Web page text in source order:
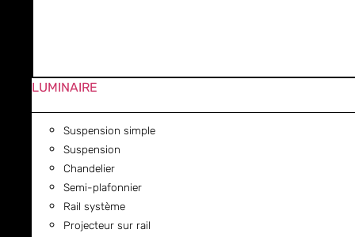
LUMINAIRE
Suspension simple
Suspension
Chandelier
Semi-plafonnier
Rail système
Projecteur sur rail